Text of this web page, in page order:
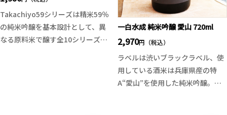
しみください。
Takachiyo59シリーズは精米59％
の純米吟醸を基本設計として、異
なる原料米で醸す全10シリーズの
一白水成 純米吟醸 愛山 720ml
2,970円（税込）
ラベルは渋いブラックラベル、使
用している酒米は兵庫県産の特
A“愛山”を使用した純米吟醸。